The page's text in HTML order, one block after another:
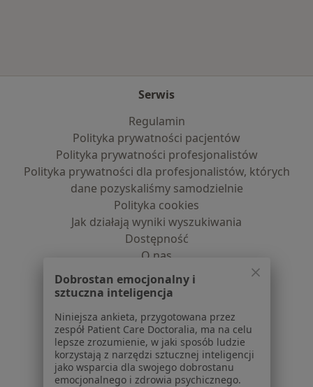
Serwis
Regulamin
Polityka prywatności pacjentów
Polityka prywatności profesjonalistów
Polityka prywatności dla profesjonalistów, których
dane pozyskaliśmy samodzielnie
Polityka cookies
Jak działają wyniki wyszukiwania
Dostępność
O nas
Rekrutujemy!
Partnerzy
Kontakt
Dla pacjentów
Lekarze
Dobrostan emocjonalny i
sztuczna inteligencja
Niniejsza ankieta, przygotowana przez
zespół Patient Care Doctoralia, ma na celu
lepsze zrozumienie, w jaki sposób ludzie
korzystają z narzędzi sztucznej inteligencji
jako wsparcia dla swojego dobrostanu
emocjonalnego i zdrowia psychicznego.